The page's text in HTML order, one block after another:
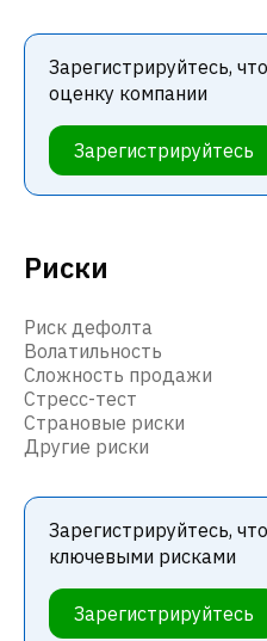
Риски
Риск дефолта
Волатильность
Сложность продажи
Стресс-тест
Страновые риски
Другие риски
Зарегистрируйтесь,
ключевыми рисками
Зарегистрируйтесь
Зарегистрируйтесь,
оценку компании
Зарегистрируйтесь